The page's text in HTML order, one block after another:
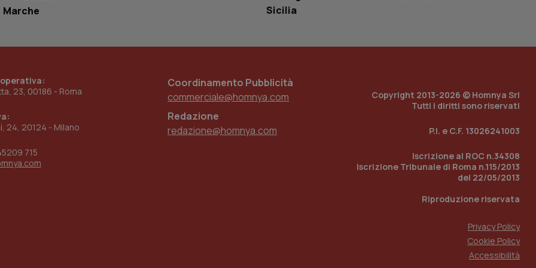
Marche
Sicilia
23, 00186 - Roma
24, 20124 - Milano
715
Coordinamento Pubblicità
commerciale@homnya.com
Redazione
redazione@homnya.com
Copyright 2013-2026 © Homnya Srl
Tutti i diritti sono riservati
P.I. e C.F. 13026241003
Iscrizione al ROC n.34308
Iscrizione Tribunale di Roma n.115/2013
del 22/05/2013
Riproduzione riservata
Privacy Policy
Cookie Policy
Accessibilità
sistema di tracking solo in caso di utenti loggato con identity